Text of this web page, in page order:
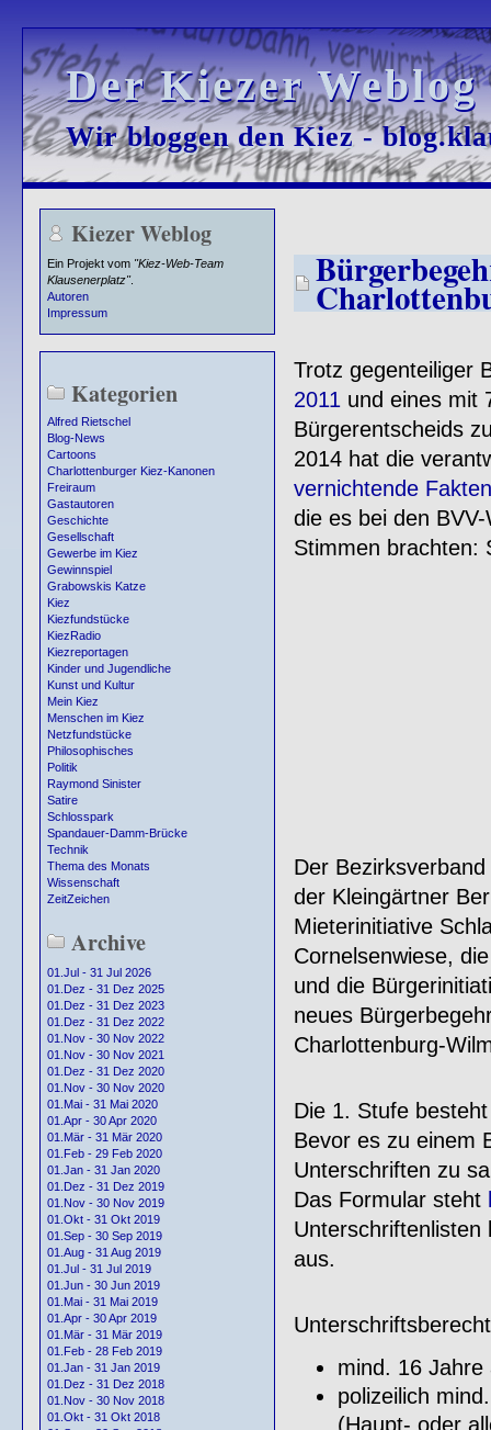
Der Kiezer
Der Kiezer
Wir bloggen den Kiez -
Wir bloggen den Kiez -
Kiezer Weblog
Ein Projekt vom "Kiez-Web-Team
Klausenerplatz".
Autoren
Impressum
Kategorien
Alfred Rietschel
Blog-News
Cartoons
Charlottenburger Kiez-Kanonen
Freiraum
Gastautoren
Geschichte
Gesellschaft
Gewerbe im Kiez
Gewinnspiel
Grabowskis Katze
Kiez
Kiezfundstücke
KiezRadio
Kiezreportagen
Kinder und Jugendliche
Kunst und Kultur
Mein Kiez
Menschen im Kiez
Netzfundstücke
Philosophisches
Politik
Raymond Sinister
Satire
Schlosspark
Spandauer-Damm-Brücke
Technik
Thema des Monats
Wissenschaft
ZeitZeichen
Archive
01.Jul - 31 Jul 2026
01.Dez - 31 Dez 2025
01.Dez - 31 Dez 2023
01.Dez - 31 Dez 2022
01.Nov - 30 Nov 2022
01.Nov - 30 Nov 2021
01.Dez - 31 Dez 2020
01.Nov - 30 Nov 2020
01.Mai - 31 Mai 2020
01.Apr - 30 Apr 2020
01.Mär - 31 Mär 2020
01.Feb - 29 Feb 2020
01.Jan - 31 Jan 2020
01.Dez - 31 Dez 2019
01.Nov - 30 Nov 2019
01.Okt - 31 Okt 2019
01.Sep - 30 Sep 2019
01.Aug - 31 Aug 2019
01.Jul - 31 Jul 2019
01.Jun - 30 Jun 2019
01.Mai - 31 Mai 2019
01.Apr - 30 Apr 2019
01.Mär - 31 Mär 2019
01.Feb - 28 Feb 2019
01.Jan - 31 Jan 2019
01.Dez - 31 Dez 2018
01.Nov - 30 Nov 2018
01.Okt - 31 Okt 2018
Trotz gegenteiliger
2011 und eines mit
Bürgerentscheids
2014 hat die
vernichtende
die es bei den
Stimmen brachten:
Der
der Kleingärtner
Mieterinitiative
Cornelsenwiese,
und die
neues
Charlottenburg-
Die 1. Stufe
Bevor es zu einem
Unterschriften zu
Das Formular steht
Unterschriftenlisten
aus.
mind. 16
polizeilich
(Haupt- oder